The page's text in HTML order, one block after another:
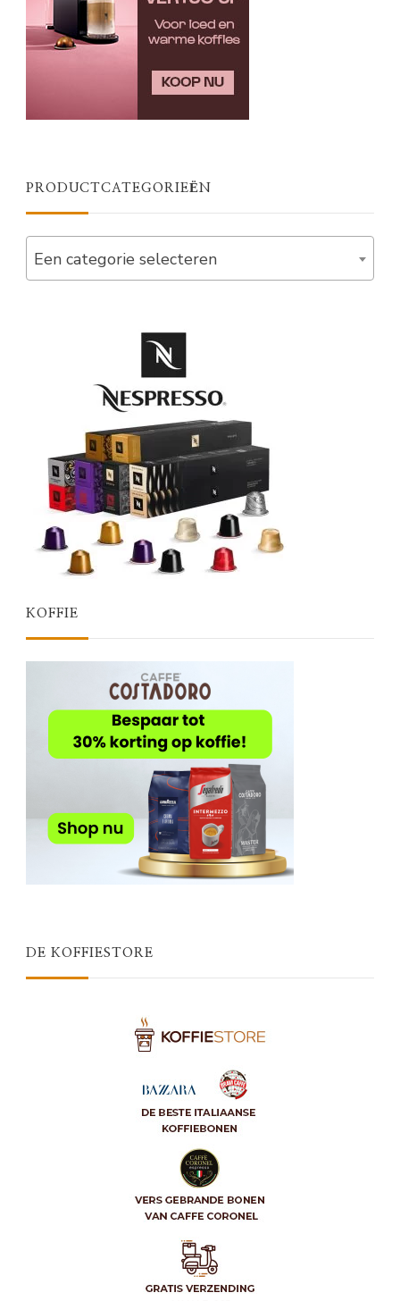
PRODUCTCATEGORIEËN
Een categorie selecteren
KOFFIE
DE KOFFIESTORE